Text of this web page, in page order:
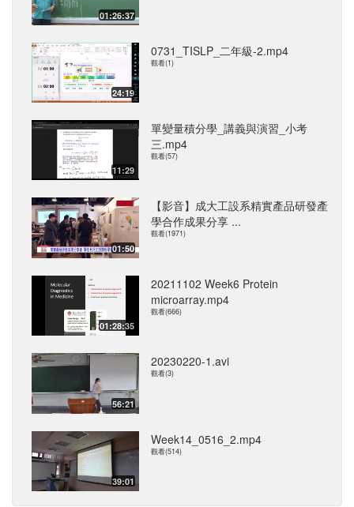
01:26:37
24:19
0731_TISLP_二年級-2.mp4
觀看(1)
11:29
單變量積分學_講義與演習_小考
三.mp4
觀看(57)
01:50
【影音】成大工設系精實產品研發產
學合作成果分享 ...
觀看(1971)
01:28:35
20211102 Week6 Protein
microarray.mp4
觀看(666)
56:21
20230220-1.avi
觀看(3)
39:01
Week14_0516_2.mp4
觀看(514)